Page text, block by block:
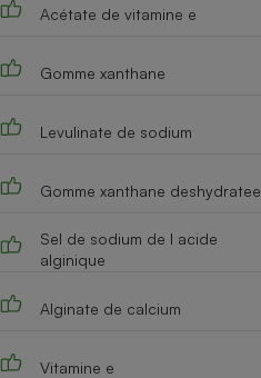
Acétate de vitamine e
Gomme xanthane
Levulinate de sodium
Gomme xanthane deshydratee
Sel de sodium de l acide
alginique
Alginate de calcium
Vitamine e